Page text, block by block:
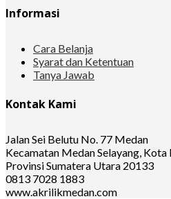
Informasi
Cara Belanja
Syarat dan Ketentuan
Tanya Jawab
Kontak Kami
Jalan Sei Belutu No. 77 Medan
Kecamatan Medan Selayang, Kota
Provinsi Sumatera Utara 20133
0813 7028 1883
www.akrilikmedan.com